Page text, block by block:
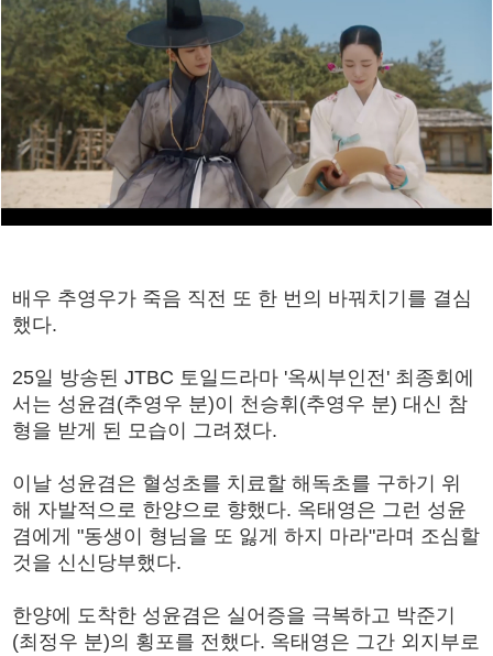
배우 추영우가 죽음 직전 또 한 번의 바꿔치기를 결심
했다.
25일 방송된 JTBC 토일드라마 '옥씨부인전' 최종회에
서는 성윤겸(추영우 분)이 천승휘(추영우 분) 대신 참
형을 받게 된 모습이 그려졌다.
이날 성윤겸은 혈성초를 치료할 해독초를 구하기 위
해 자발적으로 한양으로 향했다. 옥태영은 그런 성윤
겸에게 "동생이 형님을 또 잃게 하지 마라"라며 조심할
것을 신신당부했다.
한양에 도착한 성윤겸은 실어증을 극복하고 박준기
(최정우 분)의 횡포를 전했다. 옥태영은 그간 외지부로